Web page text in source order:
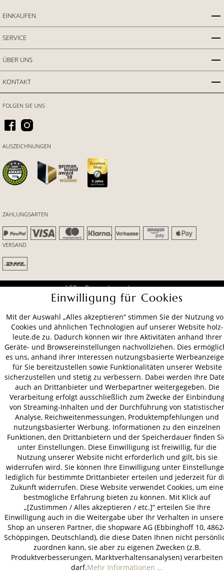
EINKAUFEN
SERVICE
ÜBER UNS
KONTAKT
ZAHLUNGSARTEN
VERSAND
FOLGEN SIE UNS
AUSZEICHNUNGEN
AGB Datenschutz
Impressum
© 2026 HOLZ-LEUTE
* Alle Preise inkl. gesetzl. Mehrwertsteuer zzgl.Versandkosten.
Einwilligung für Cookies
Mit der Auswahl „Alles akzeptieren“ stimmen Sie der Nutzung
Cookies und ähnlichen Technologien auf unserer Website holz-
leute.de zu. Dadurch können wir Ihre Aktivitäten anhand Ihrer
Geräte- und Browsereinstellungen nachvollziehen. Dies
es uns, anhand ihrer Interessen nutzungsbasierte
für Sie bereitzustellen sowie Funktionalitäten unserer Website
sicherzustellen und stetig zu verbessern. Dabei werden Ihre
auch an Drittanbieter und Werbepartner weitergegeben. Die
Verarbeitung erfolgt ausschließlich zum Zwecke der
von Streaming-Inhalten und der Durchführung von statistischer
Analyse, Reichweitenmessungen, Produktempfehlungen und
nutzungsbasierter Werbung. Informationen zu den einzelnen
Funktionen, den Drittanbietern und der Speicherdauer finden
unter Einstellungen. Diese Einwilligung ist freiwillig, für die
Nutzung unserer Website nicht erforderlich und gilt, bis sie
widerrufen wird. Sie können Ihre Einwilligung unter
lediglich für bestimmte Drittanbieter erteilen und jederzeit für
Zukunft widerrufen. Diese Website verwendet Cookies, um eine
bestmögliche Erfahrung bieten zu können. Mit Klick auf
„[Zustimmen / Alles akzeptieren / etc.]“ erteilen Sie Ihre
Einwilligung auch in die Weitergabe über Ihr Verhalten in
Shop an unseren Partner, die shopware AG (Ebbinghoff 10,
Schöppingen, Deutschland), die diese Daten Ihnen nicht
zuordnen kann, sie aber zu eigenen Zwecken (z.B.
Produktverbesserungen, Marktverhaltensanalysen) verarbeiten
darf.Mehr Informationen ...